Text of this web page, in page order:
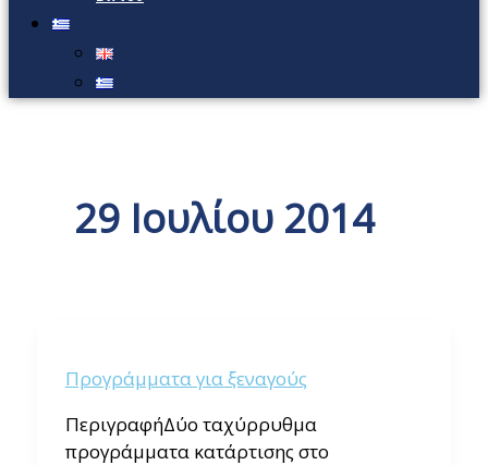
29 Ιουλίου 2014
Προγράμματα για ξεναγούς
ΠεριγραφήΔύο ταχύρρυθμα
προγράμματα κατάρτισης στο